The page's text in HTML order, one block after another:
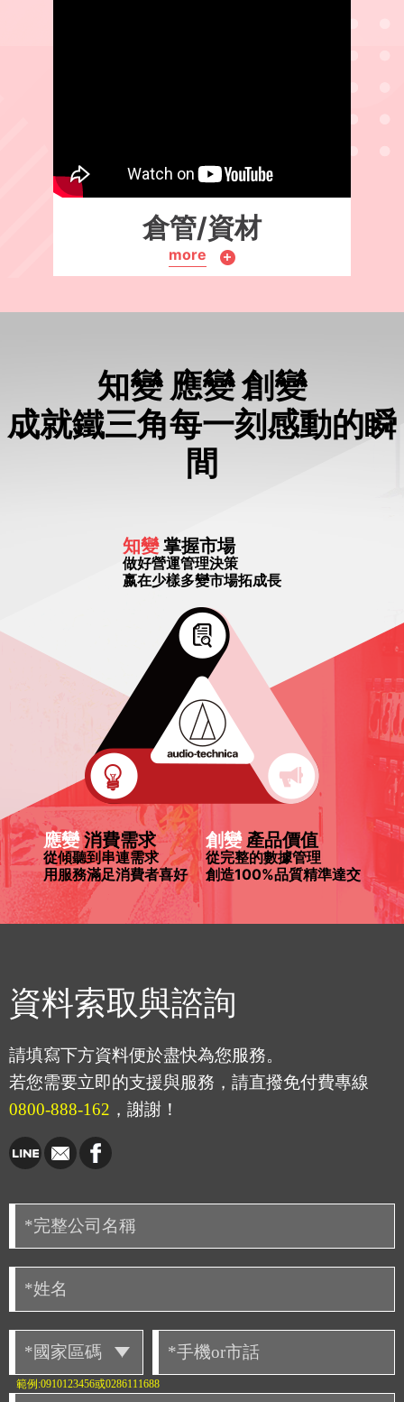
倉管/資材
more
知變 應變 創變
成就鐵三角每一刻感動的瞬
間
知變掌握市場
做好營運管理決策
嬴在少樣多變市場拓成長
應變消費需求
從傾聽到串連需求
用服務滿足消費者喜好
創變產品價值
從完整的數據管理
創造100%品質精準達交
資料索取與諮詢
請填寫下方資料便於盡快為您服務。
若您需要立即的支援與服務，請直撥免付費專線
0800-888-162 ，謝謝！
範例:0910123456或0286111688